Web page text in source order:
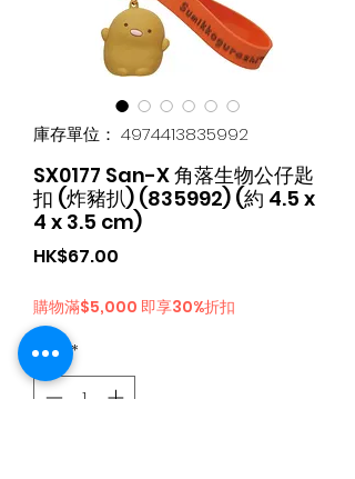
庫存單位： 4974413835992
SX0177 San-X 角落生物公仔匙
扣 (炸豬扒) (835992) (約 4.5 x
4 x 3.5 cm)
HK$67.00
購物滿$5,000 即享30%折扣
數量 *